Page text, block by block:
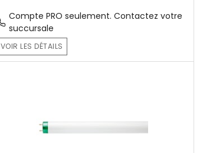
Compte PRO seulement. Contactez votre
succursale
VOIR LES DÉTAILS